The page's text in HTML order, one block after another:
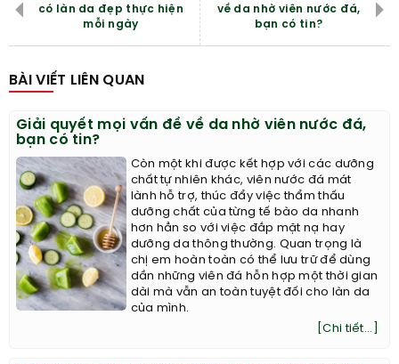
có làn da đẹp thực hiện
mỗi ngày
về da nhờ viên nước đá,
bạn có tin?
BÀI VIẾT LIÊN QUAN
Giải quyết mọi vấn đề về da nhờ viên nước đá,
bạn có tin?
Còn một khi được kết hợp với các dưỡng
chất tự nhiên khác, viên nước đá mát
lành hỗ trợ, thúc đẩy việc thẩm thấu
dưỡng chất của từng tế bào da nhanh
hơn hẳn so với việc đắp mặt nạ hay
dưỡng da thông thường. Quan trọng là
chị em hoàn toàn có thể lưu trữ để dùng
dần những viên đá hỗn hợp một thời gian
dài mà vẫn an toàn tuyệt đối cho làn da
của mình.
[Chi tiết...]